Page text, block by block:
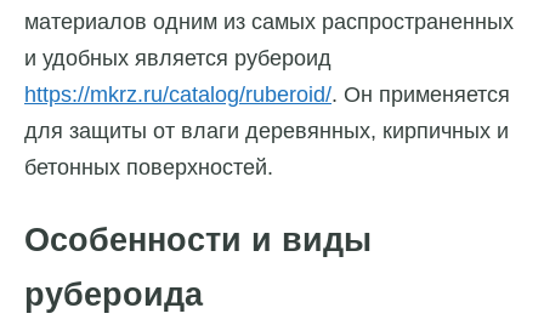
материалов одним из самых распространенных
и удобных является рубероид
https://mkrz.ru/catalog/ruberoid/. Он применяется
для защиты от влаги деревянных, кирпичных и
бетонных поверхностей.
Особенности и виды
рубероида